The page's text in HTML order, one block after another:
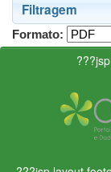
Filtragem
Formato: